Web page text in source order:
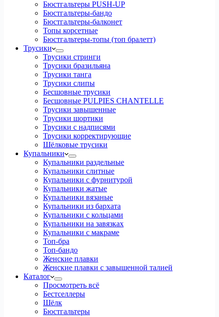
Бюстгальтеры PUSH-UP
Бюстгальтеры-бандо
Бюстгальтеры-балконет
Топы корсетные
Бюстгальтеры-топы (топ бралетт)
Трусики
Трусики стринги
Трусики бразильяна
Трусики танга
Трусики слипы
Бесшовные трусики
Бесшовные PULPIES CHANTELLE
Трусики завышенные
Трусики шортики
Трусики с надписями
Трусики корректирующие
Шёлковые трусики
Купальники
Купальники раздельные
Купальники слитные
Купальники с фурнитурой
Купальники жатые
Купальники вязаные
Купальники из бархата
Купальники с кольцами
Купальники на завязках
Купальники с макраме
Топ-бра
Топ-бандо
Женские плавки
Женские плавки с завышенной талией
Каталог
Просмотреть всё
Бестселлеры
Шёлк
Бюстгальтеры